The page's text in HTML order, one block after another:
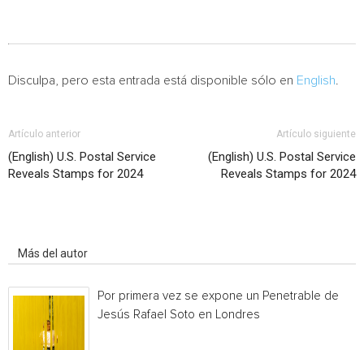
Disculpa, pero esta entrada está disponible sólo en English
Artículo anterior
(English) U.S. Postal Service
Reveals Stamps for 2024
Artículo siguiente
(English) U.S. Postal Service
Reveals Stamps for 2024
Más del autor
Por primera vez se expone un Penetrable de
Jesús Rafael Soto en Londres